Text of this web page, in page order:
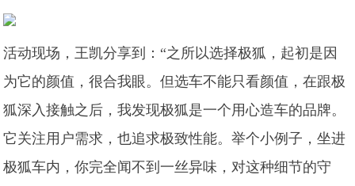
活动现场，王凯分享到：“之所以选择极狐，起初是因
为它的颜值，很合我眼。但选车不能只看颜值，在跟极
狐深入接触之后，我发现极狐是一个用心造车的品牌。
它关注用户需求，也追求极致性能。举个小例子，坐进
极狐车内，你完全闻不到一丝异味，对这种细节的守